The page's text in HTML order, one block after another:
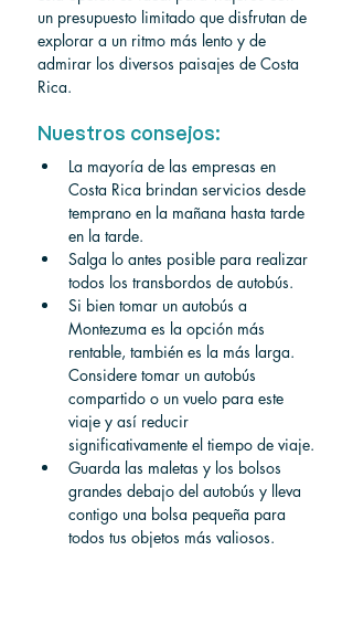
un presupuesto limitado que disfrutan de
explorar a un ritmo más lento y de
admirar los diversos paisajes de Costa
Rica.
Nuestros consejos:
La mayoría de las empresas en
Costa Rica brindan servicios desde
temprano en la mañana hasta tarde
en la tarde.
Salga lo antes posible para realizar
todos los transbordos de autobús.
Si bien tomar un autobús a
Montezuma es la opción más
rentable, también es la más larga.
Considere tomar un autobús
compartido o un vuelo para este
viaje y así reducir
significativamente el tiempo de viaje.
Guarda las maletas y los bolsos
grandes debajo del autobús y lleva
contigo una bolsa pequeña para
todos tus objetos más valiosos.